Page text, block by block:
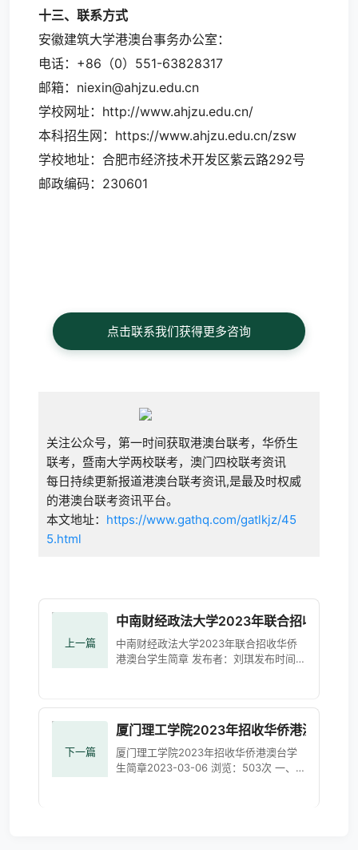
十三、联系方式
安徽建筑大学港澳台事务办公室：
电话：+86（0）551-63828317
邮箱：niexin@ahjzu.edu.cn
学校网址：http://www.ahjzu.edu.cn/
本科招生网：https://www.ahjzu.edu.cn/zsw
学校地址：合肥市经济技术开发区紫云路292号
邮政编码：230601
点击联系我们获得更多咨询
关注公众号，第一时间获取港澳台联考，华侨生
联考，暨南大学两校联考，澳门四校联考资讯
每日持续更新报道港澳台联考资讯,是最及时权威
的港澳台联考资讯平台。
本文地址： https://www.gathq.com/gatlkjz/45
5.html
上一篇
中南财经政法大学2023年联合招收华侨港
中南财经政法大学2023年联合招收华侨
港澳台学生简章 发布者：刘琪发布时间：
下一篇
厦门理工学院2023年招收华侨港澳台学生
厦门理工学院2023年招收华侨港澳台学
生简章2023-03-06 浏览：503次 一、学